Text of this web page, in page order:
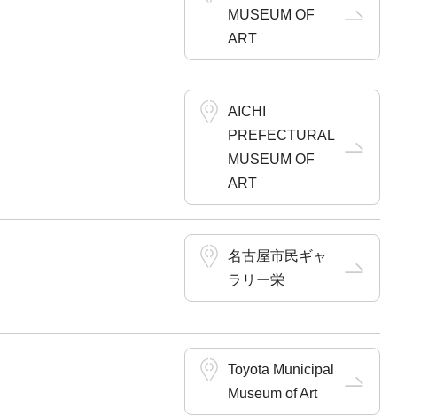
MUSEUM OF
ART
AICHI
PREFECTURAL
MUSEUM OF
ART
名古屋市民ギャ
ラリー栄
Toyota Municipal
Museum of Art